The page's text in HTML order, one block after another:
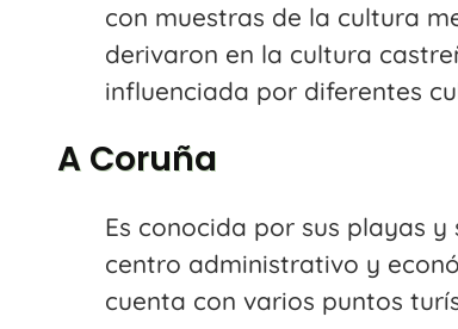
con muestras de la cultura
derivaron en la cultura
influenciada por diferentes
A Coruña
Es conocida por sus playas
centro administrativo y
cuenta con varios puntos